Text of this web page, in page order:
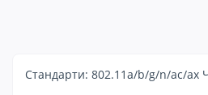
Стандарти: 802.11a/b/g/n/ac/ax